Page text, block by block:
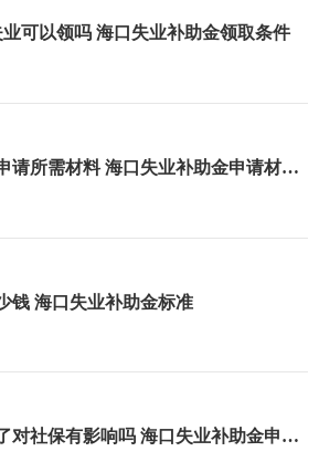
可以领吗 海口失业补助金领取条件
海口失业保险补助金申请所需材料 海口失业补助金申请材料有哪些
钱 海口失业补助金标准
海口失业补助金领取了对社保有影响吗 海口失业补助金申请指南